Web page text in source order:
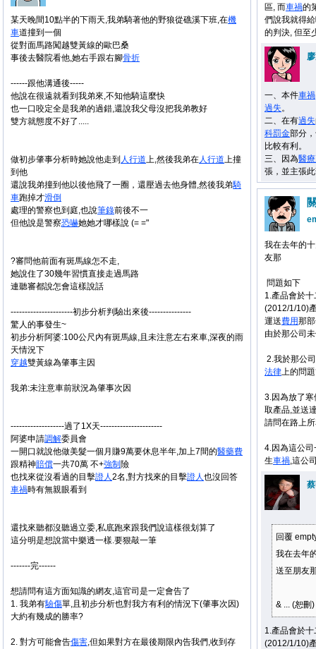
區, 而車禍的
們說我就得
的判決, 但至
一、本件車禍
過失。
二、在有過失
科罰金部分
比較有利。
三、因為醫療
張，並主張
某天晚間10點半的下雨天,我弟騎著他的野狼從礁溪下班,在機
車道撞到一個
從對面馬路闖越雙黃線的歐巴桑
事後去醫院看他,她右手跟右腳骨折
------跟他溝通後-----
他說在很遠就看到我弟來,不知他騎這麼快
也一口咬定全是我弟的過錯,還說我父母沒把我弟教好
雙方就態度不好了.....
做初步肇事分析時她說他走到 人行道上,然後我弟在人行道上撞
到他
還說我弟撞到他以後他飛了一圈，還壓過去他身體,然後我弟騎
車跑掉才滑倒
處理的警察也到庭,也說筆錄前後不一
但他說是警察恐嚇她她才哪樣說 (= ="
?審問他前面有斑馬線怎不走,
她說住了30幾年習慣直接走過馬路
連聽審都說怎會這樣說話
----------------------初步分析判驗出來後---------------
驚人的事發生~
初步分析阿婆:100公尺內有斑馬線,且未注意左右來車,深夜的雨
天情況下
穿越雙黃線為肇事主因
我弟:未注意車前狀況為肇事次因
-------------------過了1X天----------------------
阿婆申請調解委員會
一開口就說他做美髮一個月賺9萬要休息半年,加上7間的醫藥費
跟精神賠償一共70萬 不+強制 險
也找來從沒看過的目擊證人2名,對方找來的目擊證人也沒回答
車禍時有無親眼看到
還找來聽都沒聽過立委,私底跑來跟我們說這樣很划算了
這分明是想說當中樂透一樣.要狠敲一筆
-------完------
想請問有這方面知識的網友,這官司是一定會告了
1. 我弟有驗傷單,且初步分析也對我方有利的情況下(肇事次因)
大約有幾成的勝率?
2. 對方可能會告傷害,但如果對方在最後期限內告我們,收到存
我在去年的
友那
問題如下
1.產品會於
(2012/1/10)
運送費用那
由於那公司
2.我於那公
法律上的問
3.因為放了
取產品,並送
請問在路上
4.因為這公
生車禍,這公
回覆
我在去年
送至朋友
& ... (恕刪)
1.產品會於
(2012/1/10)